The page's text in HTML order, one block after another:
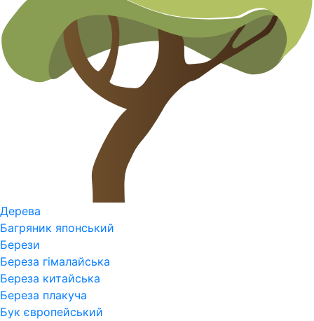
Дерева
Багряник японський
Берези
Береза гімалайська
Береза китайська
Береза плакуча
Бук європейський